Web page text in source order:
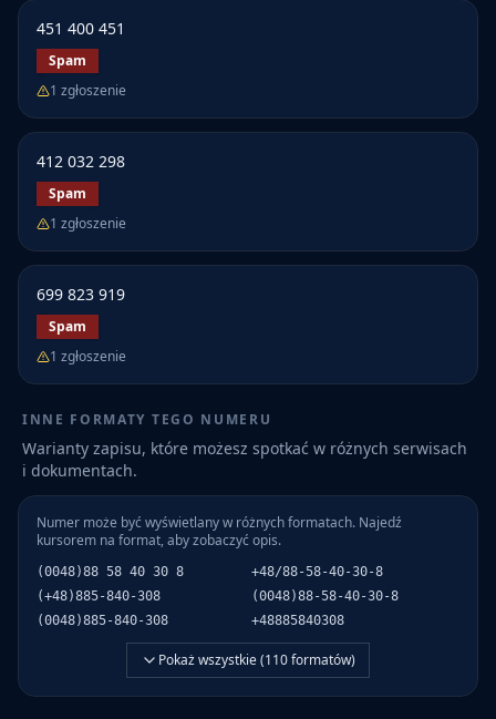
451 400 451
Spam
1 zgłoszenie
412 032 298
Spam
1 zgłoszenie
699 823 919
Spam
1 zgłoszenie
INNE FORMATY TEGO NUMERU
Warianty zapisu, które możesz spotkać w różnych serwisach
i dokumentach.
Numer może być wyświetlany w różnych formatach. Najedź
kursorem na format, aby zobaczyć opis.
(0048)88 58 40 30 8
+48/88-58-40-30-8
(+48)885-840-308
(0048)88-58-40-30-8
(0048)885-840-308
+48885840308
Pokaż wszystkie (110formatów)